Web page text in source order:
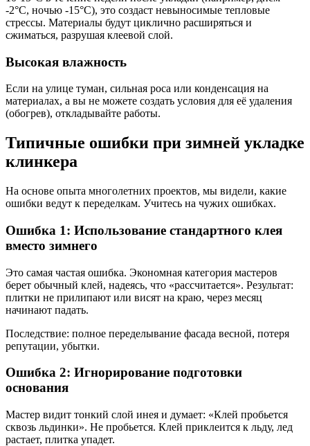
-2°C, ночью -15°C), это создаст невыносимые тепловые
стрессы. Материалы будут циклично расширяться и
сжиматься, разрушая клеевой слой.
Высокая влажность
Если на улице туман, сильная роса или конденсация на
материалах, а вы не можете создать условия для её удаления
(обогрев), откладывайте работы.
Типичные ошибки при зимней укладке
клинкера
На основе опыта многолетних проектов, мы видели, какие
ошибки ведут к переделкам. Учитесь на чужих ошибках.
Ошибка 1: Использование стандартного клея
вместо зимнего
Это самая частая ошибка. Экономная категория мастеров
берет обычный клей, надеясь, что «рассчитается». Результат:
плитки не прилипают или висят на краю, через месяц
начинают падать.
Последствие: полное переделывание фасада весной, потеря
репутации, убытки.
Ошибка 2: Игнорирование подготовки
основания
Мастер видит тонкий слой инея и думает: «Клей пробьется
сквозь льдинки». Не пробьется. Клей приклеится к льду, лед
растает, плитка упадет.